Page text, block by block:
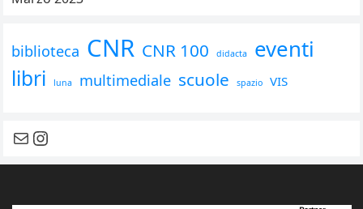
biblioteca CNR CNR 100 didacta eventi
libri luna multimediale scuole spazio VIS
contattaci seguici su instagram